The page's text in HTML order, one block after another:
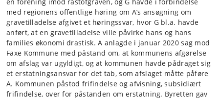
med regionens offentlige høring om A’s ansøgning om
gravetilladelse afgivet et høringssvar, hvor G bl.a. havde
anført, at en gravetilladelse ville påvirke hans og hans
families økonomi drastisk. A anlagde i januar 2020 sag mod
Faxe Kommune med påstand om, at kommunens afgørelse
om afslag var ugyldigt, og at kommunen havde pådraget sig
et erstatningsansvar for det tab, som afslaget måtte påføre
A. Kommunen påstod frifindelse og afvisning, subsidiært
frifindelse, over for påstanden om erstatning. Byretten gav